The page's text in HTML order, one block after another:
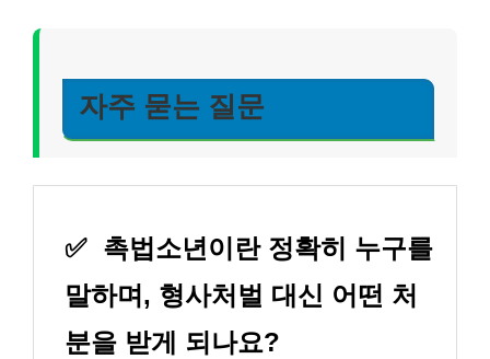
자주 묻는 질문
✅ 촉법소년이란 정확히 누구를
말하며, 형사처벌 대신 어떤 처
분을 받게 되나요?